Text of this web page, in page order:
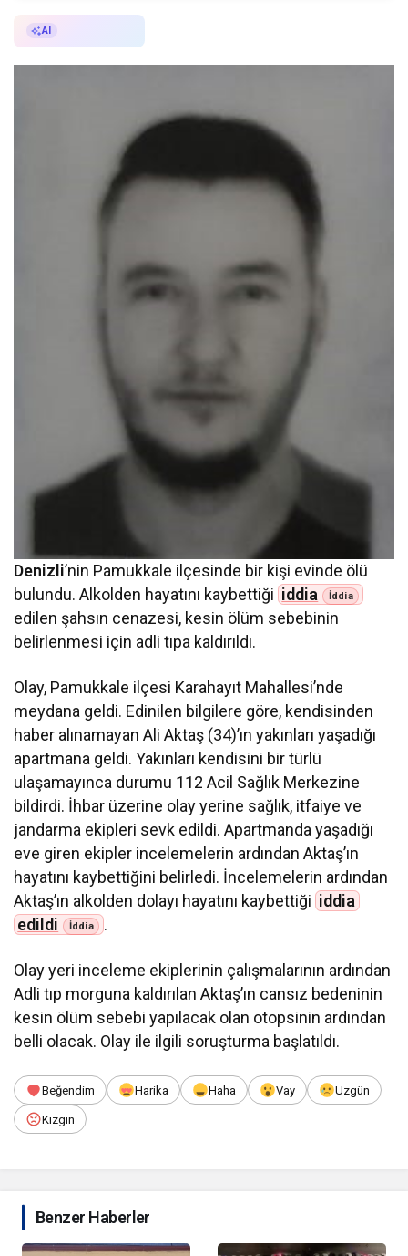
AI
Denizli’nin Pamukkale ilçesinde bir kişi evinde ölü
bulundu. Alkolden hayatını kaybettiği iddia
edilen şahsın cenazesi, kesin ölüm sebebinin
belirlenmesi için adli tıpa kaldırıldı.
Olay, Pamukkale ilçesi Karahayıt Mahallesi’nde
meydana geldi. Edinilen bilgilere göre, kendisinden
haber alınamayan Ali Aktaş (34)’ın yakınları yaşadığı
apartmana geldi. Yakınları kendisini bir türlü
ulaşamayınca durumu 112 Acil Sağlık Merkezine
bildirdi. İhbar üzerine olay yerine sağlık, itfaiye ve
jandarma ekipleri sevk edildi. Apartmanda yaşadığı
eve giren ekipler incelemelerin ardından Aktaş’ın
hayatını kaybettiğini belirledi. İncelemelerin ardından
Aktaş’ın alkolden dolayı hayatını kaybettiği iddia
edildi
.
Olay yeri inceleme ekiplerinin çalışmalarının ardından
Adli tıp morguna kaldırılan Aktaş’ın cansız bedeninin
kesin ölüm sebebi yapılacak olan otopsinin ardından
belli olacak. Olay ile ilgili soruşturma başlatıldı.
Beğendim Harika Haha Vay Üzgün
Kızgın
Benzer Haberler